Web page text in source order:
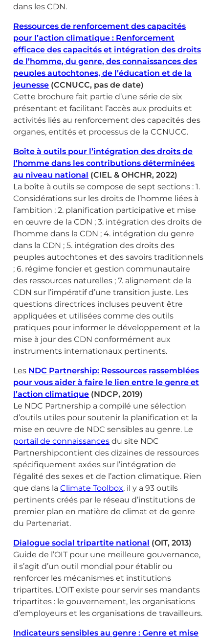
dans les CDN.
Ressources de renforcement des capacités
pour l’action climatique : Renforcement
efficace des capacités et intégration des droits
de l’homme, du genre, des connaissances des
peuples autochtones, de l’éducation et de la
jeunesse (CCNUCC, pas de date)
Cette brochure fait partie d’une série de six
présentant et facilitant l’accès aux produits et
activités liés au renforcement des capacités des
organes, entités et processus de la CCNUCC.
Boîte à outils pour l’intégration des droits de
l’homme dans les contributions déterminées
au niveau national (CIEL & OHCHR, 2022)
La boîte à outils se compose de sept sections : 1.
Considérations sur les droits de l’homme liées à
l’ambition ; 2. planification participative et mise
en œuvre de la CDN ; 3. intégration des droits de
l’homme dans la CDN ; 4. intégration du genre
dans la CDN ; 5. intégration des droits des
peuples autochtones et des savoirs traditionnels
; 6. régime foncier et gestion communautaire
des ressources naturelles ; 7. alignement de la
CDN sur l’impératif d’une transition juste. Les
questions directrices incluses peuvent être
appliquées et utilisées comme des outils
pratiques pour informer le développement et la
mise à jour des CDN conformément aux
instruments internationaux pertinents.
Les NDC Partnership: Ressources rassemblées
pour vous aider à faire le lien entre le genre et
l’action climatique (NDCP, 2019)
Le NDC Partnership a compilé une sélection
d’outils utiles pour soutenir la planification et la
mise en œuvre de NDC sensibles au genre. Le
portail de connaissances du site NDC
Partnershipcontient des dizaines de ressources
spécifiquement axées sur l’intégration de
l’égalité des sexes et de l’action climatique. Rien
que dans laClimate Toolbox, il y a 93 outils
pertinents créés par le réseau d’institutions de
premier plan en matière de climat et de genre
du Partenariat.
Dialogue social tripartite national (OIT, 2013)
Guide de l’OIT pour une meilleure gouvernance,
il s’agit d’un outil mondial pour établir ou
renforcer les mécanismes et institutions
tripartites. L’OIT existe pour servir ses mandants
tripartites : le gouvernement, les organisations
d’employeurs et les organisations de travailleurs.
Indicateurs sensibles au genre : Genre et mise